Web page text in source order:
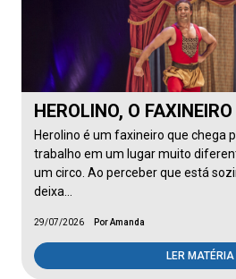
HEROLINO, O FAXINEIRO
Herolino é um faxineiro que chega
trabalho em um lugar muito
um circo. Ao perceber que está
deixa…
29/07/2026 Por Amanda
LER MATÉRIA